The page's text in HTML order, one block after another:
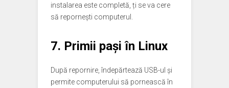
instalarea este completă, ți se va cere
să repornești computerul.
7. Primii pași în Linux
După repornire, îndepărtează USB-ul și
permite computerului să pornească în